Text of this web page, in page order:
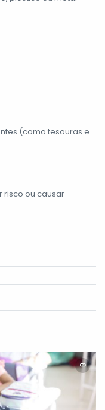
(como tesouras e
risco ou causar